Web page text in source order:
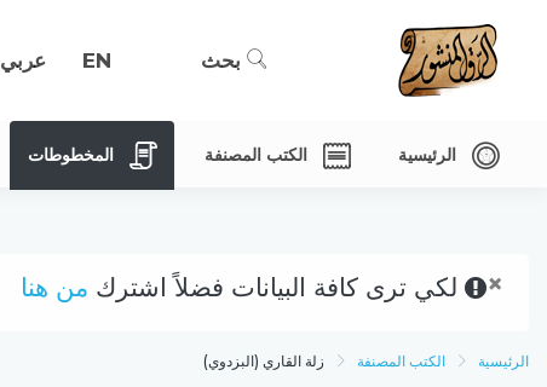
بحث EN عربي
الرئيسية الكتب المصنفة المخطوطات
× لكي ترى كافة البيانات فضلاً اشترك من هنا
الرئيسية الكتب المصنفة زلة القاري (البزدوي)